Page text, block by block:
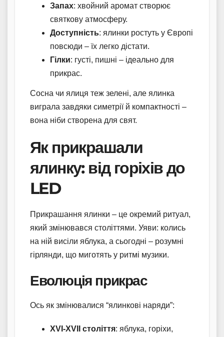
Запах: хвойний аромат створює
святкову атмосферу.
Доступність: ялинки ростуть у Європі
повсюди – їх легко дістати.
Гілки: густі, пишні – ідеально для
прикрас.
Сосна чи ялиця теж зелені, але ялинка
виграла завдяки симетрії й компактності –
вона ніби створена для свят.
Як прикрашали
ялинку: від горіхів до
LED
Прикрашання ялинки – це окремий ритуал,
який змінювався століттями. Уяви: колись
на ній висіли яблука, а сьогодні – розумні
гірлянди, що миготять у ритмі музики.
Еволюція прикрас
Ось як змінювалися “ялинкові наряди”:
XVI-XVII століття: яблука, горіхи,